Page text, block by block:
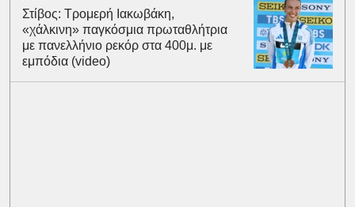
Στίβος: Τρομερή Ιακωβάκη,
«χάλκινη» παγκόσμια πρωταθλήτρια
με πανελλήνιο ρεκόρ στα 400μ. με
εμπόδια (video)